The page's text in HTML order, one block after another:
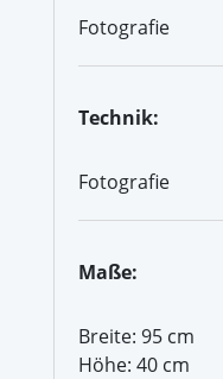
Fotografie
Technik:
Fotografie
Maße:
Breite: 95 cm
Höhe: 40 cm